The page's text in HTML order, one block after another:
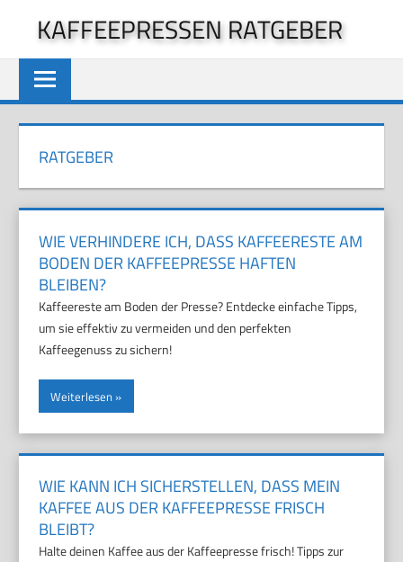
springen
KAFFEEPRESSEN RATGEBER
RATGEBER
WIE VERHINDERE ICH, DASS KAFFEERESTE AM
BODEN DER KAFFEEPRESSE HAFTEN
BLEIBEN?
Kaffeereste am Boden der Presse? Entdecke einfache Tipps,
um sie effektiv zu vermeiden und den perfekten
Kaffeegenuss zu sichern!
Weiterlesen
WIE KANN ICH SICHERSTELLEN, DASS MEIN
KAFFEE AUS DER KAFFEEPRESSE FRISCH
BLEIBT?
Halte deinen Kaffee aus der Kaffeepresse frisch! Tipps zur